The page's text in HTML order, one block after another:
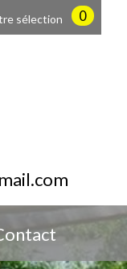
sélection 0